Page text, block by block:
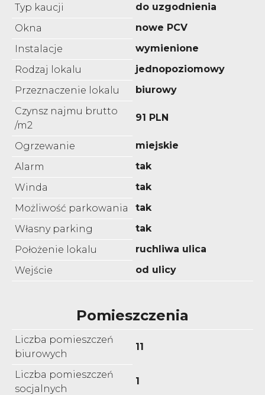
Typ kaucji
do uzgodnienia
Okna
nowe PCV
Instalacje
wymienione
Rodzaj lokalu
jednopoziomowy
Przeznaczenie lokalu
biurowy
Czynsz najmu brutto
/m2
91 PLN
Ogrzewanie
miejskie
Alarm
tak
Winda
tak
Możliwość parkowania
tak
Własny parking
tak
Położenie lokalu
ruchliwa ulica
Wejście
od ulicy
Pomieszczenia
Liczba pomieszczeń
biurowych
11
Liczba pomieszczeń
socjalnych
1